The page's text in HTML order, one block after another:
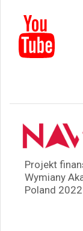
Projekt
Wymiany
Poland 2022